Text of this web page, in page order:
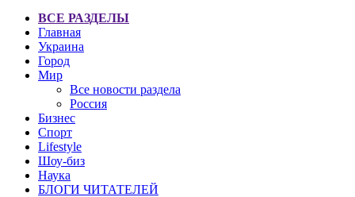
ВСЕ РАЗДЕЛЫ
Главная
Украина
Город
Мир
Все новости раздела
Россия
Бизнес
Спорт
Lifestyle
Шоу-биз
Наука
БЛОГИ ЧИТАТЕЛЕЙ